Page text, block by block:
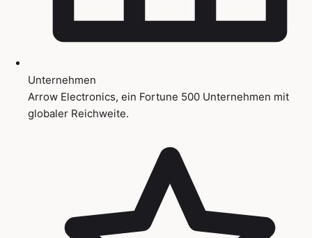
Unternehmen
Arrow Electronics, ein Fortune 500 Unternehmen mit
globaler Reichweite.